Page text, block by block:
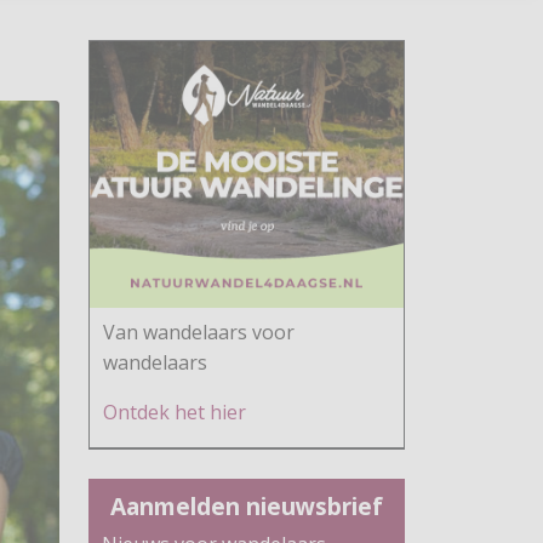
Van wandelaars voor
wandelaars
Ontdek het hier
Aanmelden nieuwsbrief